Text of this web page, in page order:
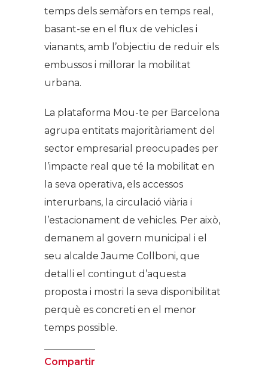
temps dels semàfors en temps real,
basant-se en el flux de vehicles i
vianants, amb l’objectiu de reduir els
embussos i millorar la mobilitat
urbana.
La plataforma Mou-te per Barcelona
agrupa entitats majoritàriament del
sector empresarial preocupades per
l’impacte real que té la mobilitat en
la seva operativa, els accessos
interurbans, la circulació viària i
l’estacionament de vehicles. Per això,
demanem al govern municipal i el
seu alcalde Jaume Collboni, que
detalli el contingut d’aquesta
proposta i mostri la seva disponibilitat
perquè es concreti en el menor
temps possible.
Compartir